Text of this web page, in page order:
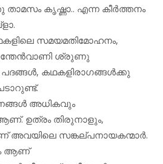
കൃഷ്ണാ.. എന്ന കീര്‍ത്തനം
സമയമതിമോഹനം,
ശ്രുണു
പദങ്ങള്‍, കഥകളിരാഗങ്ങള്‍ക്കു
അധികവും
ഉത്രം തിരുനാളും,
അവയിലെ സങ്കല്പനായകന്മാര്‍.
ആണ്